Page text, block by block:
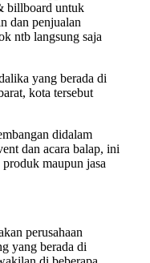
billboard untuk
dan penjualan
ntb langsung saja
yang berada di
kota tersebut
didalam
dan acara balap, ini
maupun jasa
perusahaan
yang berada di